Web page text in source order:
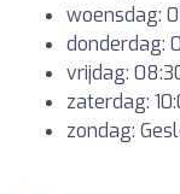
woensdag:
donderdag:
vrijdag:
zaterdag:
zondag: